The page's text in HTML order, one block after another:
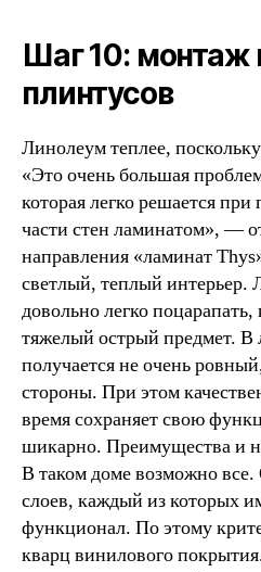
Шаг 10: монтаж
плинтусов
Линолеум теплее,
«Это очень большая
которая легко решается
части стен ламинатом», —
направления «ламинат
светлый, теплый интерьер.
довольно легко
тяжелый острый предмет. В
получается не очень
стороны. При этом
время сохраняет свою
шикарно. Преимущества и
В таком доме возможно все.
слоев, каждый из которых
функционал. По этому
кварц винилового